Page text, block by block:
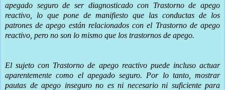
apegado seguro de ser diagnosticado con Trastorno de apego
reactivo, lo que pone de manifiesto que las conductas de los
patrones de apego están relacionados con el Trastorno de apego
reactivo, pero no son lo mismo que los trastornos de apego.
El sujeto con Trastorno de apego reactivo puede incluso actuar
aparentemente como el apegado seguro. Por lo tanto, mostrar
pautas de apego inseguro no es ni necesario ni suficiente para